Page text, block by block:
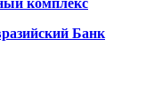
комплекс
Банк